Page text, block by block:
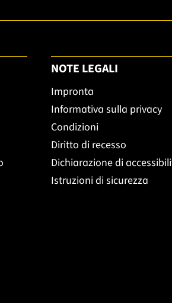
NOTE LEGALI
Impronta
Informativa sulla privacy
Condizioni
Diritto di recesso
Dichiarazione di
Istruzioni di sicurezza